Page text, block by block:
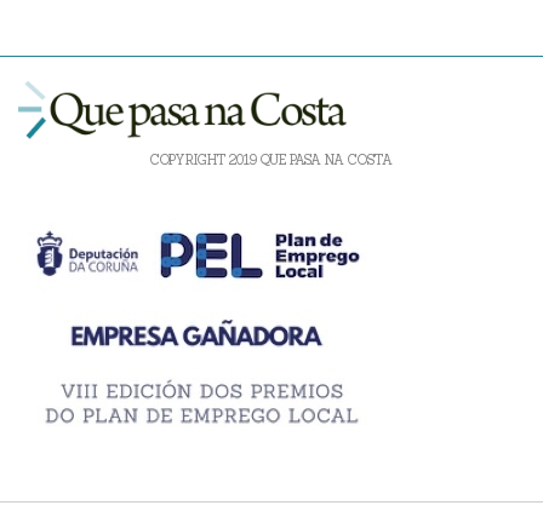
COPYRIGHT 2019 QUE PASA NA COSTA